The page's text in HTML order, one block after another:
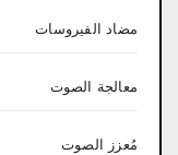
مضاد الفيروسات
معالجة الصوت
مُعزز الصوت